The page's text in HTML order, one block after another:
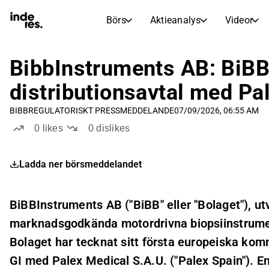
Börs Aktieanalys Videor
Börs
Morgonrapport
Kommande och tidigare utdelningar
Aktieanalys
Artiklar
inderesTV
Transkriptioner
Aktiejämförelse
Earnings Season
BibbInstruments AB:
distributionsavtal med
BIBBREGULATORISKT PRESSMEDDELANDE07/09/2026, 06:55 AM
0 likes 0dislikes
Ladda ner börsmeddelandet
BiBBInstruments AB ("BiBB" eller "Bolaget"),
marknadsgodkända motordrivna
Bolaget har tecknat sitt första europeiska
GI med Palex Medical S.A.U. ("Palex Spain").